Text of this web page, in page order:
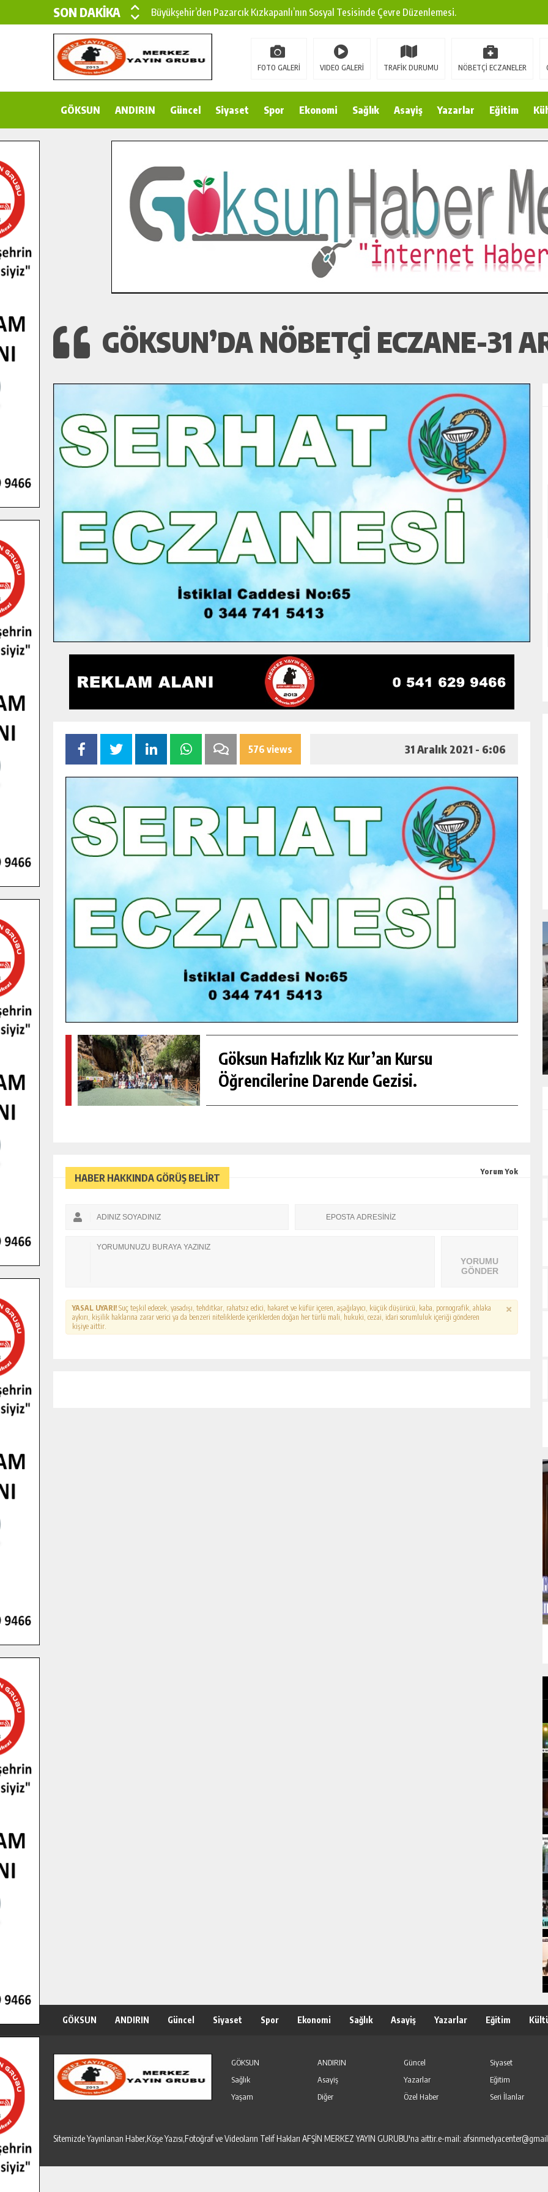
SON DAKİKA
Büyükşehir’den Pazarcık Kızkapanlı’nın Sosyal Tesisinde Çevre Düzenlemesi.
Büyükşehir’den Pazarcık Kırsalına Modern Ulaşım Yatırımı.
Çin’den KSÜ’ye Uluslararası Başarı: Edinilen Bilgi Türk Tarımına Katkı Sağlayacak.
Gençler Pusula Maraş Kampında Yeni Medya ve Fotoğrafçılığı Keşfetti.
İlçe Jandarma Komutanı Karakaya’dan Başkan Cüce’ye Veda Ziyareti.
Bertiz’in Yeni Köprüsünde Sona Doğru.
FOTO GALERİ VIDEO GALERİ TRAFİK DURUMU NÖBETÇİ ECZANELER
GÖKSUN ANDIRIN Güncel Siyaset Spor Ekonomi Sağlık Asayiş Yazarlar Eğitim
GÖKSUN’DA NÖBETÇI ECZANE-31
576 views 31 Aralık 2021 - 6:06
Göksun Hafızlık Kız Kur’an Kursu
Öğrencilerine Darende Gezisi.
HABER HAKKINDA GÖRÜŞ BELİRT
Yorum Yok
YORUMU
GÖNDER
YASAL UYARI! Suç teşkil edecek, yasadışı, tehditkar, rahatsız edici, hakaret ve küfür içeren, aşağılayıcı, küçük düşürücü, kaba, pornografik, ahlaka
aykırı, kişilik haklarına zarar verici ya da benzeri niteliklerde içeriklerden doğan her türlü mali, hukuki, cezai, idari sorumluluk içeriği gönderen
kişiye aittir.
GÜNLÜK HABER AKIŞI
GENÇLER PUSULA MARAŞ KAMPINDA
YENI MEDYA VE FOTOĞRAFÇILIĞI
GÜNLÜK HABER AKIŞI
GÖKSUN HAFIZLIK KIZ KUR’AN KURSU
GÖKSUN ANDIRIN Güncel Siyaset Spor Ekonomi Sağlık Asayiş Yazarlar Eğitim
GÖKSUN ANDIRIN Güncel Siyaset
Sağlık
Asayiş Yazarlar Eğitim
Yaşam
Diğer Özel Haber Seri İlanlar
Sitemizde Yayınlanan Haber,Köşe Yazısı,Fotoğraf ve Videoların Telif Hakları AFŞİN MERKEZ YAYIN GURUBU'na aittir.e-mail: